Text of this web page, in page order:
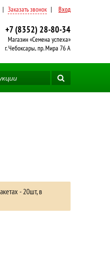
| Заказать звонок | Вход
+7 (8352) 28-80-34
Магазин «Семена успеха»
г. Чебоксары, пр. Мира 76 А
- 20шт, в